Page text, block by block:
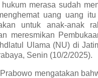
merasa sudah
uang uang
untuk anak-anak
meresmikan
Ulama (NU) di
Senin (10/2/2025).
mengatakan